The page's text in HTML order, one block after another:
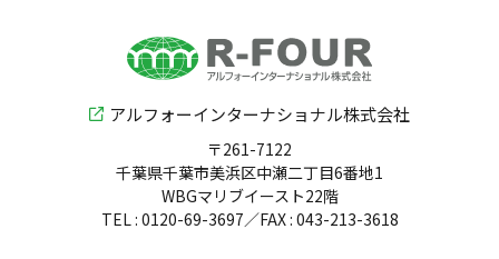
アルフォーインターナショナル株式会社
〒261-7122
千葉県千葉市美浜区中瀬二丁目6番地1
WBGマリブイースト22階
TEL : 0120-69-3697／FAX : 043-213-3618